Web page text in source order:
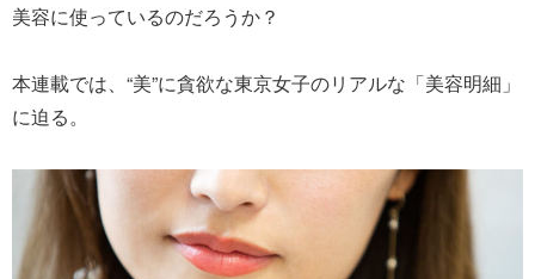
美容に使っているのだろうか？
本連載では、“美”に貪欲な東京女子のリアルな「美容明細」
に迫る。